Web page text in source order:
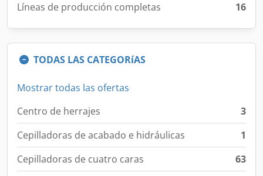
Líneas de producción completas 16
TODAS LAS CATEGORíAS
Mostrar todas las ofertas
Centro de herrajes
3
Cepilladoras de acabado e hidráulicas
1
Cepilladoras de cuatro caras
63